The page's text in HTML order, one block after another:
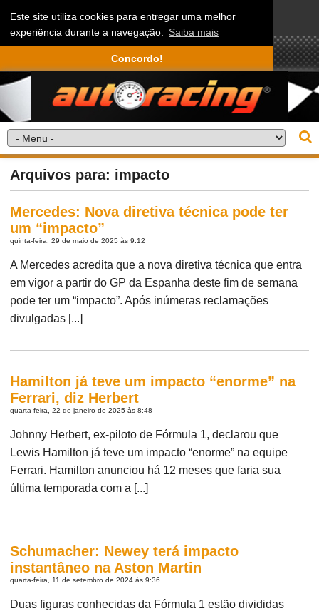
Este site utiliza cookies para entregar uma melhor
experiência durante a navegação. Saiba mais
Concordo!
Arquivos para: impacto
Mercedes: Nova diretiva técnica pode ter
um “impacto”
quinta-feira, 29 de maio de 2025 às 9:12
A Mercedes acredita que a nova diretiva técnica que entra
em vigor a partir do GP da Espanha deste fim de semana
pode ter um “impacto”. Após inúmeras reclamações
divulgadas [...]
Hamilton já teve um impacto “enorme” na
Ferrari, diz Herbert
quarta-feira, 22 de janeiro de 2025 às 8:48
Johnny Herbert, ex-piloto de Fórmula 1, declarou que
Lewis Hamilton já teve um impacto “enorme” na equipe
Ferrari. Hamilton anunciou há 12 meses que faria sua
última temporada com a [...]
Schumacher: Newey terá impacto
instantâneo na Aston Martin
quarta-feira, 11 de setembro de 2024 às 9:36
Duas figuras conhecidas da Fórmula 1 estão divididas